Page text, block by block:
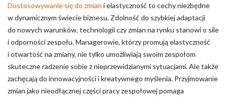
Dostosowywanie się do zmian i elastyczność to cechy niezbędne
w dynamicznym świecie biznesu. Zdolność do szybkiej adaptacji
do nowych warunków, technologii czy zmian na rynku stanowi o sile
i odporności zespołu. Managerowie, którzy promują elastyczność
i otwartość na zmiany, nie tylko umożliwiają swoim zespołom
skuteczne radzenie sobie z nieprzewidzianymi sytuacjami. Ale także
zachęcają do innowacyjności i kreatywnego myślenia. Przyjmowanie
zmian jako nieodłącznej części pracy zespołowej pomaga